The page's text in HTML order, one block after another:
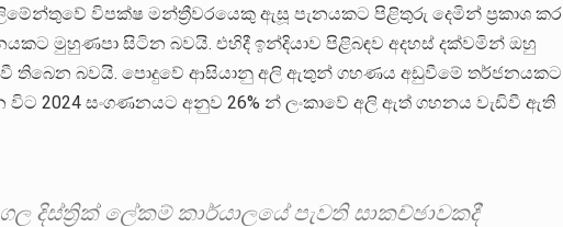
විපක්ෂ මන්ත්‍රීවරයෙකු ඇසූ පැනයකට පිළිතුරු දෙමින් ප්‍රකාශ කර
මුහුණපා සිටින බවයි. එහිදී ඉන්දියාව පිළිබඳව අදහස් දක්වමින් ඔහු
තිබෙන බවයි. පොදුවේ ආසියානු අලි ඇතුන් ගහණය අඩුවීමේ තර්ජනයකට
විට 2024 සංගණනයට අනුව 26% න් ලංකාවේ අලි ඇත් ගහනය වැඩිවී ඇති
දිස්ත්‍රික් ලේකම් කාර්යාලයේ පැවති සාකච්ඡාවකදී